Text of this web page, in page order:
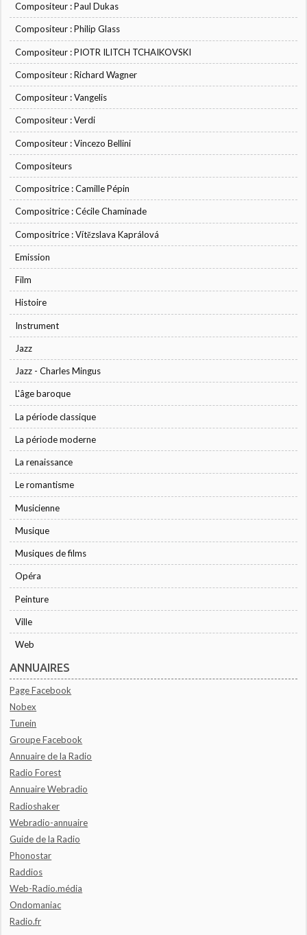
Compositeur : Paul Dukas
Compositeur : Philip Glass
Compositeur : PIOTR ILITCH TCHAIKOVSKI
Compositeur : Richard Wagner
Compositeur : Vangelis
Compositeur : Verdi
Compositeur : Vincezo Bellini
Compositeurs
Compositrice : Camille Pépin
Compositrice : Cécile Chaminade
Compositrice : Vítězslava Kaprálová
Emission
Film
Histoire
Instrument
Jazz
Jazz - Charles Mingus
L'âge baroque
La période classique
La période moderne
La renaissance
Le romantisme
Musicienne
Musique
Musiques de films
Opéra
Peinture
Ville
Web
ANNUAIRES
Page Facebook
Nobex
Tunein
Groupe Facebook
Annuaire de la Radio
Radio Forest
Annuaire Webradio
Radioshaker
Webradio-annuaire
Guide de la Radio
Phonostar
Raddios
Web-Radio.média
Ondomaniac
Radio.fr